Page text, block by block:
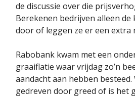
de discussie over die
Berekenen bedrijven alleen
door of leggen ze er een extra
Rabobank kwam met een
graaiflatie waar vrijdag zo’n
aandacht aan hebben
gedreven door greed of is het